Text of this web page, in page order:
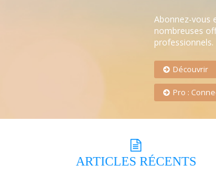
Abonnez-vous
nombreuses
professionnels.
Découvrir
Pro :
ARTICLES RÉCENTS